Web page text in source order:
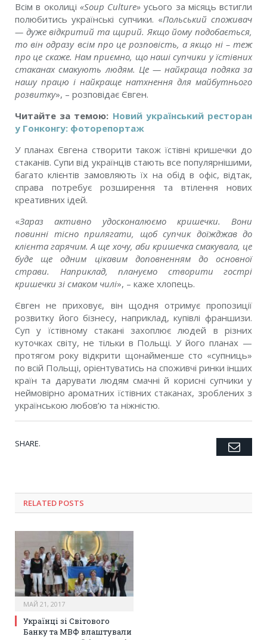
Всім в околиці «Soup Culture» усього за місяць встигли
полюбитись українські супчики. «Польський споживач
— дуже відкритий та щирий. Якщо йому подобається,
то він одразу всім про це розповість, а якщо ні – теж
про це скаже. Нам приємно, що наші супчики у їстівних
стаканах смакують людям. Це — найкраща подяка за
нашу працю і найкраще натхнення для майбутнього
розвитку», – розповідає Євген.
Читайте за темою: Новий український ресторан
у Гонконгу: фоторепортаж
У планах Євгена створити також їстівні кришечки до
стаканів. Супи від українців стають все популярнішими,
багато клієнтів замовляють їх на обід в офіс, відтак,
справа потребує розширення та втілення нових
креативних ідей.
«Зараз активно удосконалюємо кришечки. Вони
повинні тісно прилягати, щоб супчик доїжджав до
клієнта гарячим. А ще хочу, аби кришечка смакувала, це
буде ще одним цікавим доповненням до основної
страви. Наприклад, плануємо створити гострі
кришечки зі смаком чилі», – каже хлопець.
Євген не приховує, він щодня отримує пропозиції
розвитку його бізнесу, наприклад, купівлі франшизи.
Суп у їстівному стакані захоплює людей в різних
куточках світу, не тільки в Польщі. У його планах —
протягом року відкрити щонайменше сто «супниць»
по всій Польщі, орієнтуватись на споживчі ринки інших
країн та дарувати людям смачні й корисні супчики у
неймовірно ароматних їстівних стаканах, зроблених з
українською любов’ю та ніжністю.
SHARE. Twitter
Facebook
Google+
Pinterest
LinkedIn
Tumblr
RELATED POSTS
МАЙ 21, 2017
Українці зі Світового
Банку та МВФ влаштували